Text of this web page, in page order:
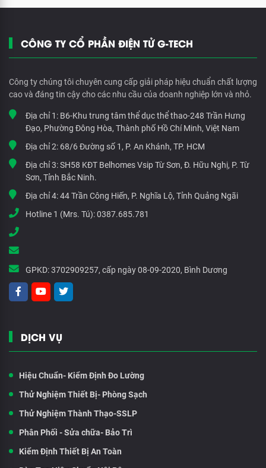
CÔNG TY CỔ PHẦN ĐIỆN TỬ G-TECH
Công ty chúng tôi chuyên cung cấp giải pháp hiệu chuẩn chất lượng
cao và đáng tin cậy cho các nhu cầu của doanh nghiệp lớn và nhỏ.
Địa chỉ 1: B6-Khu trung tâm thể dục thể thao-248 Trần Hưng
Đạo, Phường Đông Hòa, Thành phố Hồ Chí Minh, Việt Nam
Địa chỉ 2: 68/6 Đường số 1, P. An Khánh, TP. HCM
Địa chỉ 3:SH58 KĐT Belhomes Vsip Từ Sơn, Đ. Hữu Nghị, P. Từ
Sơn, Tỉnh Bắc Ninh.
Địa chỉ 4:44 Trần Công Hiến, P. Nghĩa Lộ, Tỉnh Quảng Ngãi
Hotline 1 (Mrs. Tú):0387.685.781
GPKD:3702909257, cấp ngày 08-09-2020, Bình Dương
DỊCH VỤ
Hiệu Chuẩn- Kiểm Định Đo Lường
Thử Nghiệm Thiết Bị- Phòng Sạch
Thử Nghiệm Thành Thạo-SSLP
Phân Phối - Sửa chữa- Bảo Trì
Kiểm Định Thiết Bị An Toàn